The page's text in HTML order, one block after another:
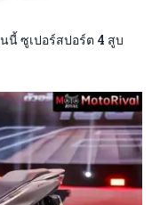
นี้ ซูเปอร์สปอร์ต 4 สูบ